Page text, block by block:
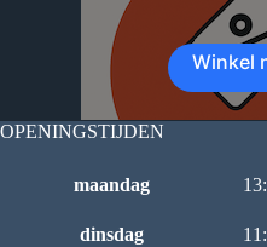
Winkel
OPENINGSTIJDEN
maandag
dinsdag